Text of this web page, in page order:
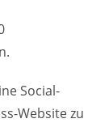
Social-
Website zu